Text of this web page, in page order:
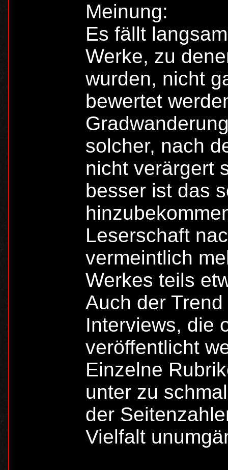
Meinung:
Es fällt
Werke, zu
wurden, nicht
bewertet
solcher, nach
nicht verärgert
besser ist das
Leserschaft
vermeintlich
Werkes teils
Auch der
Interviews, die
veröffentlicht
Einzelne
unter zu
der
Vielfalt